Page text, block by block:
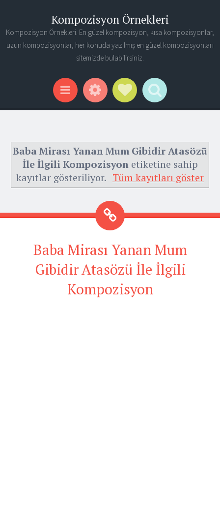
Kompozisyon Örnekleri
Kompozisyon Örnekleri. En güzel kompozisyon, kısa kompozisyonlar,
uzun kompozisyonlar, her konuda yazılmış en güzel kompozisyonları
sitemizde bulabilirsiniz.
Menu WidgetsSocial Links
Search
Baba Mirası Yanan Mum Gibidir Atasözü
İle İlgili Kompozisyonetiketine sahip
kayıtlar gösteriliyor. Tüm kayıtları göster
Baba Mirası Yanan Mum
Gibidir Atasözü İle İlgili
Kompozisyon